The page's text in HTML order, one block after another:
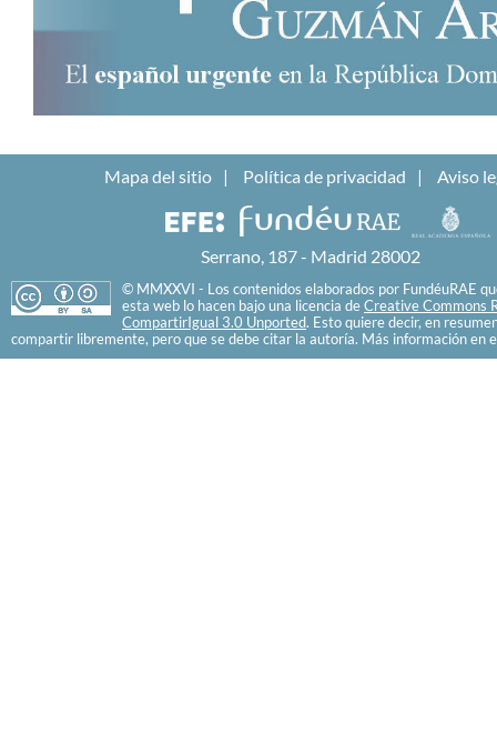
Mapa del sitio Política de privacidad Aviso
Serrano, 187 - Madrid 28002
© MMXXVI - Los contenidos elaborados por FundéuRAE
esta web lo hacen bajo una licencia de Creative Commons
CompartirIgual 3.0 Unported. Esto quiere decir, en
compartir libremente, pero que se debe citar la autoría. Más información en